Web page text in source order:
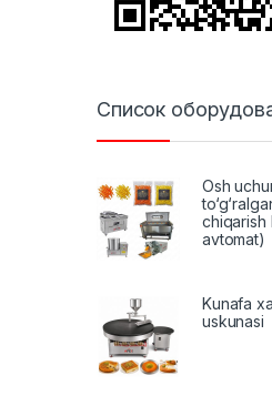
Список
Osh
chiqarish
avtomat)
Kunafa
uskunasi